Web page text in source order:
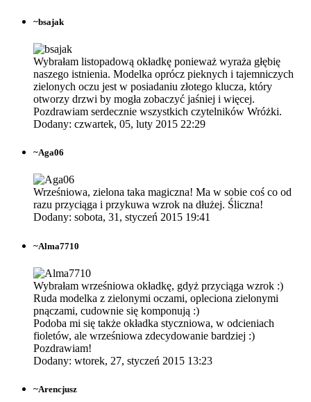
~bsajak
Wybrałam listopadową okładkę ponieważ wyraża głębię
naszego istnienia. Modelka oprócz pieknych i tajemniczych
zielonych oczu jest w posiadaniu złotego klucza, który
otworzy drzwi by mogła zobaczyć jaśniej i więcej.
Pozdrawiam serdecznie wszystkich czytelników Wróżki.
Dodany: czwartek, 05, luty 2015 22:29
~Aga06
Wrześniowa, zielona taka magiczna! Ma w sobie coś co od
razu przyciąga i przykuwa wzrok na dłużej. Śliczna!
Dodany: sobota, 31, styczeń 2015 19:41
~Alma7710
Wybrałam wrześniowa okładkę, gdyż przyciąga wzrok :)
Ruda modelka z zielonymi oczami, opleciona zielonymi
pnączami, cudownie się komponują :)
Podoba mi się także okładka styczniowa, w odcieniach
fioletów, ale wrześniowa zdecydowanie bardziej :)
Pozdrawiam!
Dodany: wtorek, 27, styczeń 2015 13:23
~Arencjusz